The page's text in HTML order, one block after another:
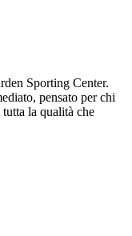
Sporting Center.
pensato per chi
la qualità che